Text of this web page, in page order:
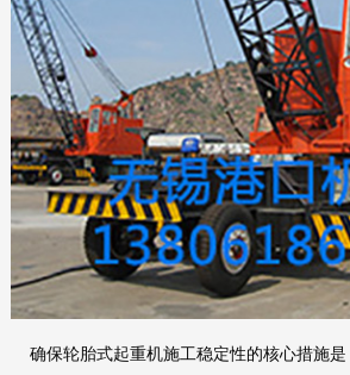
确保轮胎式起重机施工稳定性的核心措施是